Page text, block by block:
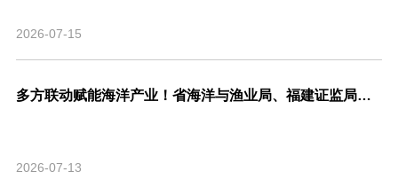
2026-07-15
多方联动赋能海洋产业！省海洋与渔业局、福建证监局、北交所、市委金融办联合走访亚通新材料调研座谈！
2026-07-13